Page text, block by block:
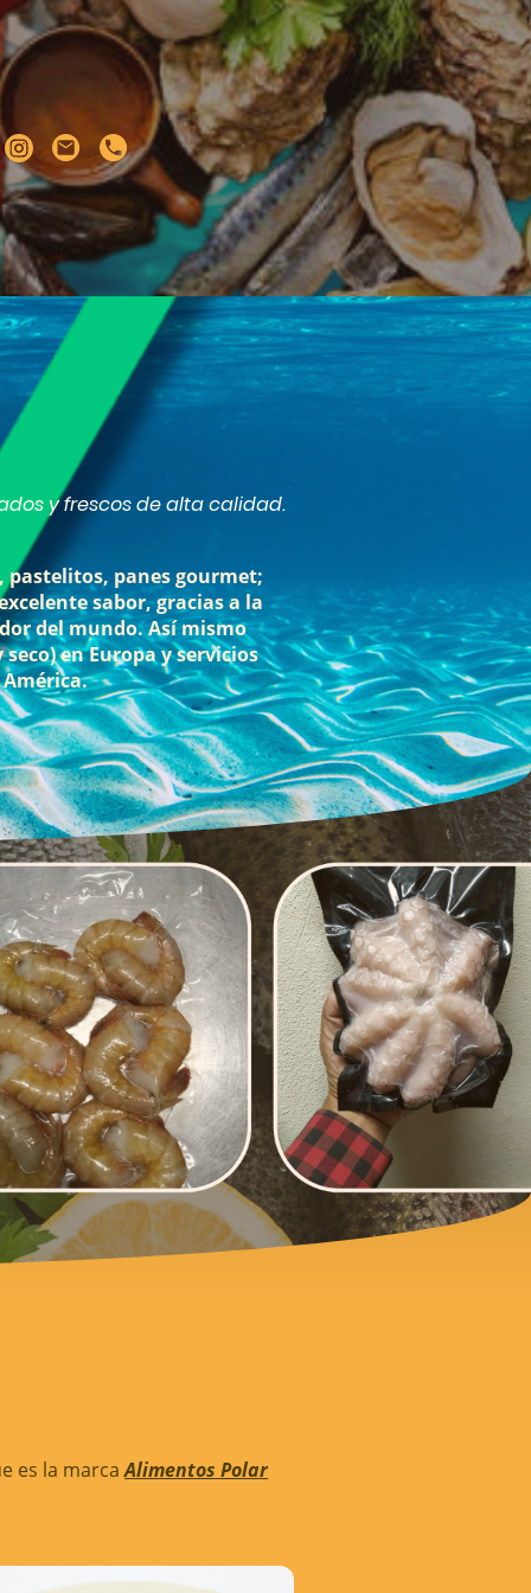
y frescos de alta calidad.
pastelitos, panes gourmet;
sabor, gracias a la
del mundo. Así mismo
en Europa y servicios
es la marcaAlimentos Polar